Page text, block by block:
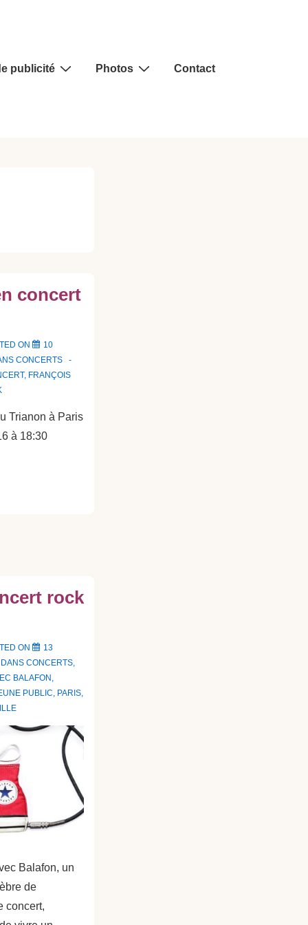
publicité Photos Contact
concert
ON
10
CONCERTS
, FRANÇOIS
Trianon à Paris
à 18:30
rock
ON
13
CONCERTS,
BALAFON ,
PUBLIC, PARIS,
Balafon, un
de
concert,